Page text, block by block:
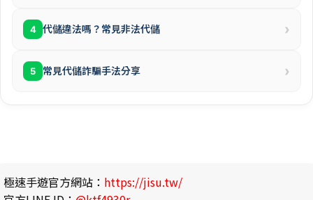
4 代儲違法嗎？常見非法代儲 ›
5 常見代儲詐騙手法分享 ›
極速手遊官方網站： https://jisu.tw/